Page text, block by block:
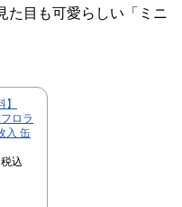
た目も可愛らしい「ミニ
ロラ
入 缶
込